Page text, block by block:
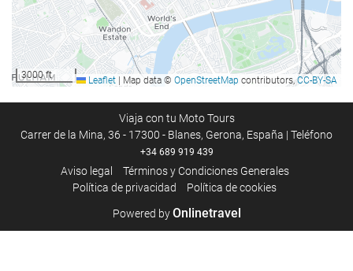
Zonas comunes
Sala de juegos
Instalaciones de negocios
Centro de negocios
Sala para eventos
3000 ft Leaflet | Map data © OpenStreetMap contributors, CC-BY-SA
Viaja con tu Moto Tours
Carrer de la Mina, 36 - 17300 - Blanes, Gerona, España | Teléfono
+34 689 919 439
Aviso legal
Términos y Condiciones Generales
Política de privacidad
Política de cookies
Powered byOnlinetravel